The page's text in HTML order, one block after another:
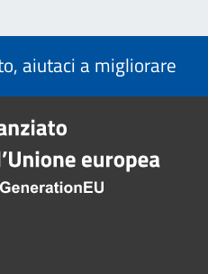
aiutaci a migliorare